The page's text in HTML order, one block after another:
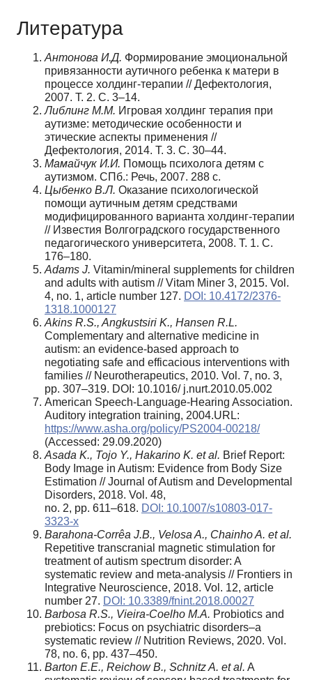
Литература
Антонова И.Д. Формирование эмоциональной
привязанности аутичного ребенка к матери в
процессе холдинг-терапии // Дефектология,
2007. Т. 2. С. 3–14.
Либлинг М.М. Игровая холдинг терапия при
аутизме: методические особенности и
этические аспекты применения //
Дефектология, 2014. Т. 3. С. 30–44.
Мамайчук И.И. Помощь психолога детям с
аутизмом. СПб.: Речь, 2007. 288 с.
Цыбенко В.Л. Оказание психологической
помощи аутичным детям средствами
модифицированного варианта холдинг-терапии
// Известия Волгоградского государственного
педагогического университета, 2008. Т. 1. С.
176–180.
Adams J. Vitamin/mineral supplements for children
and adults with autism // Vitam Miner 3, 2015. Vol.
4, no. 1, article number 127. DOI: 10.4172/2376-
1318.1000127
Akins R.S., Angkustsiri K., Hansen R.L.
Complementary and alternative medicine in
autism: an evidence-based approach to
negotiating safe and efficacious interventions with
families // Neurotherapeutics, 2010. Vol. 7, no. 3,
pp. 307–319. DOI: 10.1016/ j.nurt.2010.05.002
American Speech-Language-Hearing Association.
Auditory integration training, 2004.URL:
https://www.asha.org/policy/PS2004-00218/
(Accessed: 29.09.2020)
Asada K., Tojo Y., Hakarino K. et al. Brief Report:
Body Image in Autism: Evidence from Body Size
Estimation // Journal of Autism and Developmental
Disorders, 2018. Vol. 48,
no. 2, pp. 611–618. DOI: 10.1007/s10803-017-
3323-x
Barahona-Corrêa J.B., Velosa A., Chainho A. et al.
Repetitive transcranial magnetic stimulation for
treatment of autism spectrum disorder: A
systematic review and meta-analysis // Frontiers in
Integrative Neuroscience, 2018. Vol. 12, article
number 27. DOI: 10.3389/fnint.2018.00027
Barbosa R.S., Vieira-Coelho M.A. Probiotics and
prebiotics: Focus on psychiatric disorders–a
systematic review // Nutrition Reviews, 2020. Vol.
78, no. 6, pp. 437–450.
Barton E.E., Reichow B., Schnitz A. et al. A